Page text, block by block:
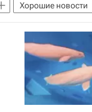
Хорошие новости